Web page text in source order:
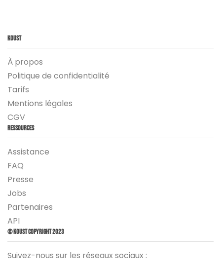
Koust
À propos
Politique de confidentialité
Tarifs
Mentions légales
CGV
Ressources
Assistance
FAQ
Presse
Jobs
Partenaires
API
© Koust Copyright 2023
Suivez-nous sur les réseaux sociaux :